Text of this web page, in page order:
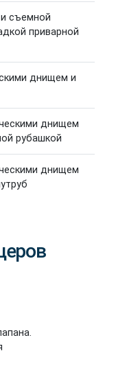
съемной
приварной
днищем и
днищем
рубашкой
днищем